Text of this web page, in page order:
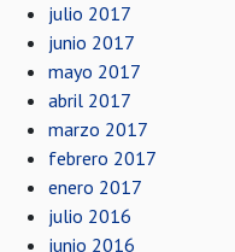
julio 2017
junio 2017
mayo 2017
abril 2017
marzo 2017
febrero 2017
enero 2017
julio 2016
junio 2016